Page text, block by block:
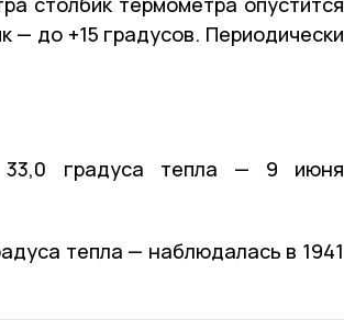
— до +15 градусов. Периодически
33,0 градуса тепла — 9 июня
тепла — наблюдалась в 1941